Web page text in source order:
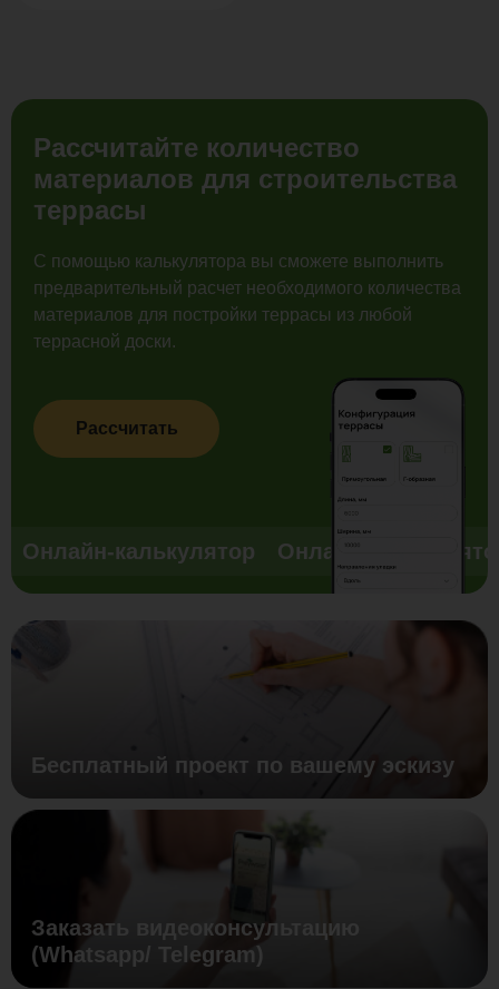
Рассчитайте количество
материалов для строительства
террасы
С помощью калькулятора вы сможете выполнить
предварительный расчет необходимого количества
материалов для постройки террасы из любой
террасной доски.
Рассчитать
Онлайн-калькулятор Онлайн-
Бесплатный проект по вашему эскизу
Заказать видеоконсультацию
(Whatsapp/ Telegram)